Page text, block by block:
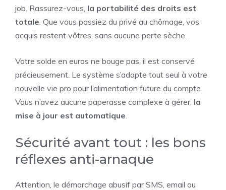
job. Rassurez-vous, la portabilité des droits est
totale. Que vous passiez du privé au chômage, vos
acquis restent vôtres, sans aucune perte sèche.
Votre solde en euros ne bouge pas, il est conservé
précieusement. Le système s’adapte tout seul à votre
nouvelle vie pro pour l’alimentation future du compte.
Vous n’avez aucune paperasse complexe à gérer, la
mise à jour est automatique.
Sécurité avant tout : les bons
réflexes anti-arnaque
Attention, le démarchage abusif par SMS, email ou